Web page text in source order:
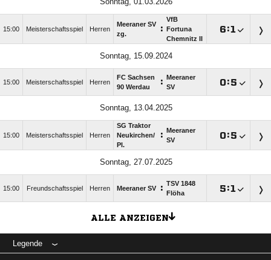
15:00 Meisterschaftsspiel Herren
Meeraner SV
zg.
:
VfB
Fortuna
Chemnitz II
:
Sonntag, 15.09.2024
15:00 Meisterschaftsspiel Herren
FC Sachsen
90 Werdau
:
Meeraner
SV
:
Sonntag, 13.04.2025
15:00 Meisterschaftsspiel Herren
SG Traktor
Neukirchen/​
Pl.
:
Meeraner
SV
:
Sonntag, 27.07.2025
15:00 Freundschaftsspiel Herren Meeraner SV : TSV 1848
Flöha
:
ALLE ANZEIGEN
Legende